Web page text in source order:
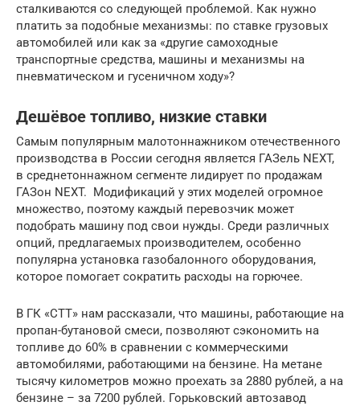
сталкиваются со следующей проблемой. Как нужно
платить за подобные механизмы: по ставке грузовых
автомобилей или как за «другие самоходные
транспортные средства, машины и механизмы на
пневматическом и гусеничном ходу»?
Дешёвое топливо, низкие ставки
Самым популярным малотоннажником отечественного
производства в России сегодня является ГАЗель NEXT,
в среднетоннажном сегменте лидирует по продажам
ГАЗон NEXT. Модификаций у этих моделей огромное
множество, поэтому каждый перевозчик может
подобрать машину под свои нужды. Среди различных
опций, предлагаемых производителем, особенно
популярна установка газобалонного оборудования,
которое помогает сократить расходы на горючее.
В ГК «СТТ» нам рассказали, что машины, работающие на
пропан-бутановой смеси, позволяют сэкономить на
топливе до 60% в сравнении с коммерческими
автомобилями, работающими на бензине. На метане
тысячу километров можно проехать за 2880 рублей, а на
бензине – за 7200 рублей. Горьковский автозавод